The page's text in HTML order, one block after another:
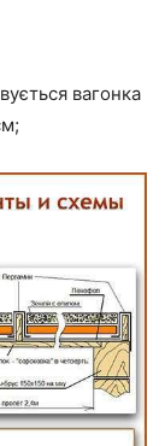
вагонка